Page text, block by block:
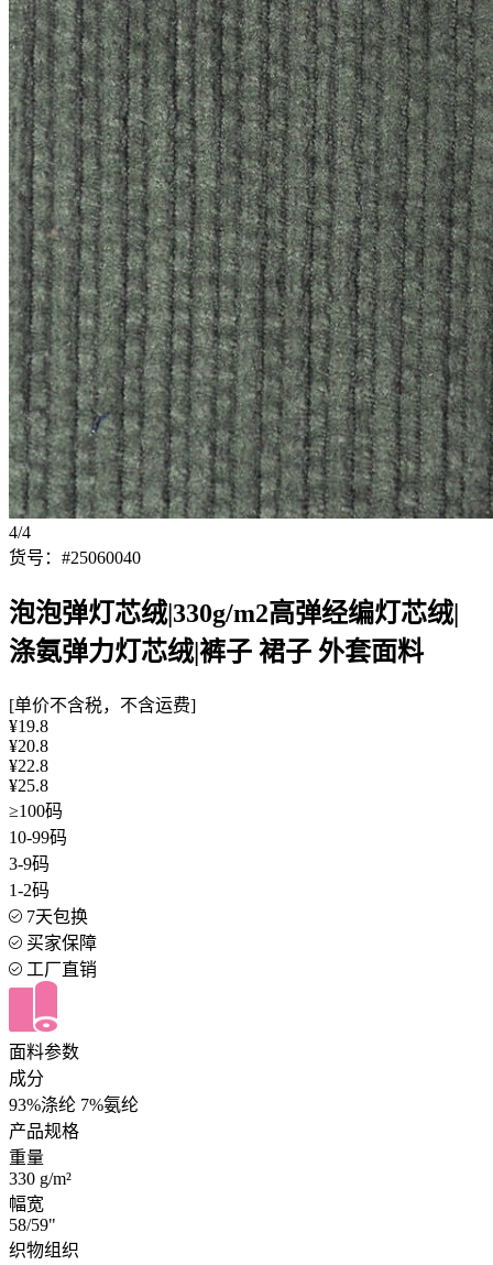
4/4
货号：#25060040
泡泡弹灯芯绒|330g/m2高弹经编灯芯绒|
涤氨弹力灯芯绒|裤子 裙子 外套面料
[单价不含税，不含运费]
¥19.8
¥20.8
¥22.8
¥25.8
≥100码
10-99码
3-9码
1-2码
7天包换
买家保障
工厂直销
面料参数
成分
93%涤纶 7%氨纶
产品规格
重量
330 g/m²
幅宽
58/59"
织物组织